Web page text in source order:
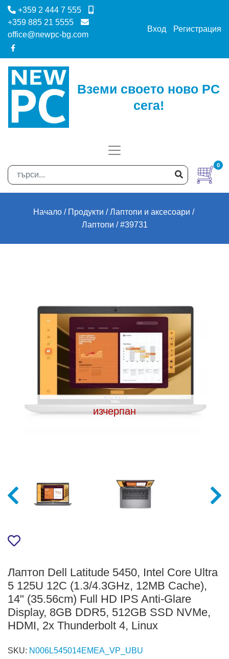
+359 2 444 7 555
+359 885 21 5555
office@newpc-bg.com
Вход Регистрация
Вземи своето ново PC
сега!
0
Начало Продукти
Лаптопи и аксесоари
Лаптопи
#39731
изчерпан
Лаптоп Dell Latitude 5450, Intel Core Ultra
5 125U 12C (1.3/4.3GHz, 12MB Cache),
14" (35.56cm) Full HD IPS Anti-Glare
Display, 8GB DDR5, 512GB SSD NVMe,
HDMI, 2x Thunderbolt 4, Linux
SKU: N006L545014EMEA_VP_UBU